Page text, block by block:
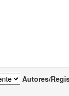
Autores/